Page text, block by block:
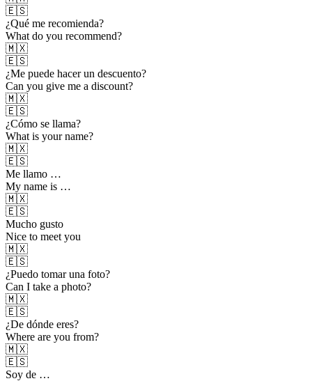
🇪🇸
¿Qué me recomienda?
What do you recommend?
🇲🇽
🇪🇸
¿Me puede hacer un descuento?
Can you give me a discount?
🇲🇽
🇪🇸
¿Cómo se llama?
What is your name?
🇲🇽
🇪🇸
Me llamo …
My name is …
🇲🇽
🇪🇸
Mucho gusto
Nice to meet you
🇲🇽
🇪🇸
¿Puedo tomar una foto?
Can I take a photo?
🇲🇽
🇪🇸
¿De dónde eres?
Where are you from?
🇲🇽
🇪🇸
Soy de …